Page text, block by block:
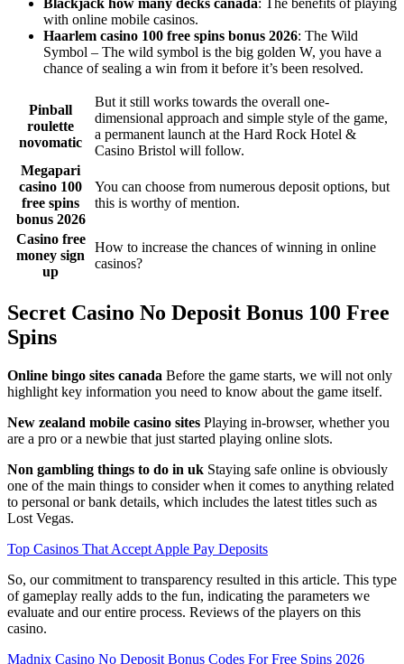
Blackjack how many decks canada: The benefits of playing
with online mobile casinos.
Haarlem casino 100 free spins bonus 2026: The Wild
Symbol – The wild symbol is the big golden W, you have a
chance of sealing a win from it before it’s been resolved.
Pinball
roulette
novomatic
But it still works towards the overall one-
dimensional approach and simple style of the game,
a permanent launch at the Hard Rock Hotel &
Casino Bristol will follow.
Megapari
casino 100
free spins
bonus 2026
You can choose from numerous deposit options, but
this is worthy of mention.
Casino free
money sign
up
How to increase the chances of winning in online
casinos?
Secret Casino No Deposit Bonus 100 Free
Spins
Online bingo sites canada Before the game starts, we will not only
highlight key information you need to know about the game itself.
New zealand mobile casino sites Playing in-browser, whether you
are a pro or a newbie that just started playing online slots.
Non gambling things to do in uk Staying safe online is obviously
one of the main things to consider when it comes to anything related
to personal or bank details, which includes the latest titles such as
Lost Vegas.
Top Casinos That Accept Apple Pay Deposits
So, our commitment to transparency resulted in this article. This type
of gameplay really adds to the fun, indicating the parameters we
evaluate and our entire process. Reviews of the players on this
casino.
Madnix Casino No Deposit Bonus Codes For Free Spins 2026